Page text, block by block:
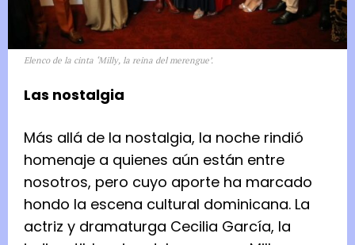
Elenco de la cinta ‘Milly, la reina del merengue’.
Las nostalgia
Más allá de la nostalgia, la noche rindió
homenaje a quienes aún están entre
nosotros, pero cuyo aporte ha marcado
hondo la escena cultural dominicana. La
actriz y dramaturga Cecilia García, la